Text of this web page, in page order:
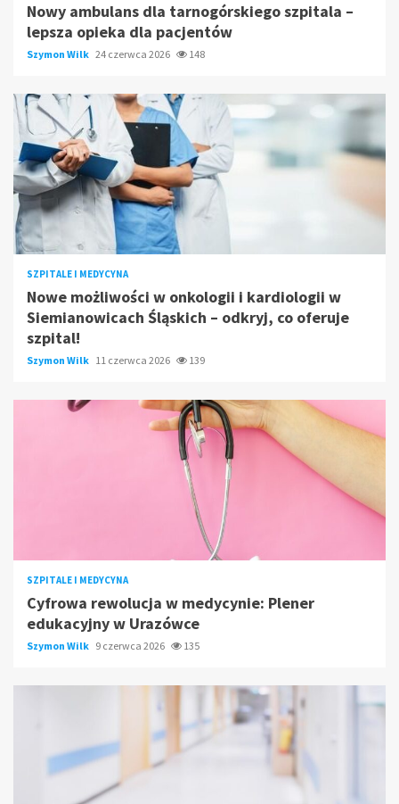
Nowy ambulans dla tarnogórskiego szpitala –
lepsza opieka dla pacjentów
Szymon Wilk 24 czerwca 2026 148
SZPITALE I MEDYCYNA
Nowe możliwości w onkologii i kardiologii w
Siemianowicach Śląskich – odkryj, co oferuje
szpital!
Szymon Wilk 11 czerwca 2026 139
SZPITALE I MEDYCYNA
Cyfrowa rewolucja w medycynie: Plener
edukacyjny w Urazówce
Szymon Wilk 9 czerwca 2026 135